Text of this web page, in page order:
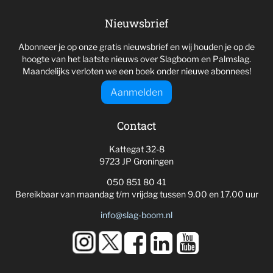
Nieuwsbrief
Abonneer je op onze gratis nieuwsbrief en wij houden je op de
hoogte van het laatste nieuws over Slagboom en Palmslag.
Maandelijks verloten we een boek onder nieuwe abonnees!
Aanmelden
Contact
Kattegat 32-8
9723 JP Groningen
050 851 80 41
Bereikbaar van maandag t/m vrijdag tussen 9.00 en 17.00 uur
info@slag-boom.nl